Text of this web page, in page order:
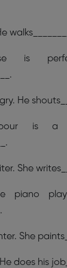
is
He
is a
She
piano
She
does his